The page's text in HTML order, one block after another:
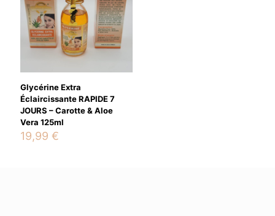
Glycérine Extra
Éclaircissante RAPIDE 7
JOURS – Carotte & Aloe
Vera 125ml
19,99 €